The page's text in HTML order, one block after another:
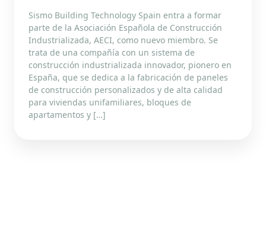
Sismo Building Technology Spain entra a formar
parte de la Asociación Española de Construcción
Industrializada, AECI, como nuevo miembro. Se
trata de una compañía con un sistema de
construcción industrializada innovador, pionero en
España, que se dedica a la fabricación de paneles
de construcción personalizados y de alta calidad
para viviendas unifamiliares, bloques de
apartamentos y […]